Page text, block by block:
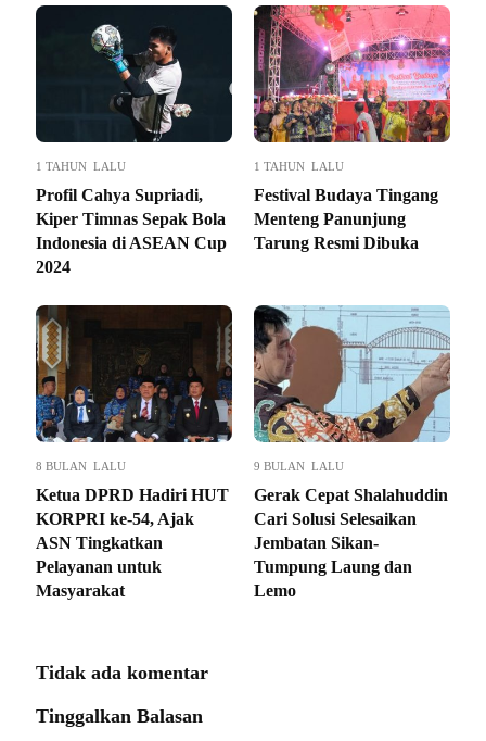
1 TAHUN LALU
Profil Cahya Supriadi,
Kiper Timnas Sepak Bola
Indonesia di ASEAN Cup
2024
1 TAHUN LALU
Festival Budaya Tingang
Menteng Panunjung
Tarung Resmi Dibuka
8 BULAN LALU
Ketua DPRD Hadiri HUT
KORPRI ke-54, Ajak
ASN Tingkatkan
Pelayanan untuk
Masyarakat
9 BULAN LALU
Gerak Cepat Shalahuddin
Cari Solusi Selesaikan
Jembatan Sikan-
Tumpung Laung dan
Lemo
Tidak ada komentar
Tinggalkan Balasan